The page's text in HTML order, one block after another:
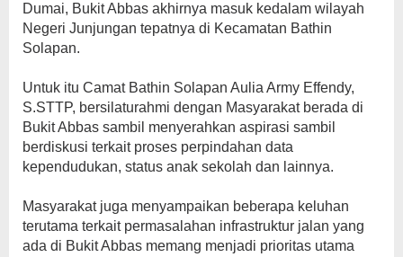
Dumai, Bukit Abbas akhirnya masuk kedalam wilayah
Negeri Junjungan tepatnya di Kecamatan Bathin
Solapan.
Untuk itu Camat Bathin Solapan Aulia Army Effendy,
S.STTP, bersilaturahmi dengan Masyarakat berada di
Bukit Abbas sambil menyerahkan aspirasi sambil
berdiskusi terkait proses perpindahan data
kependudukan, status anak sekolah dan lainnya.
Masyarakat juga menyampaikan beberapa keluhan
terutama terkait permasalahan infrastruktur jalan yang
ada di Bukit Abbas memang menjadi prioritas utama